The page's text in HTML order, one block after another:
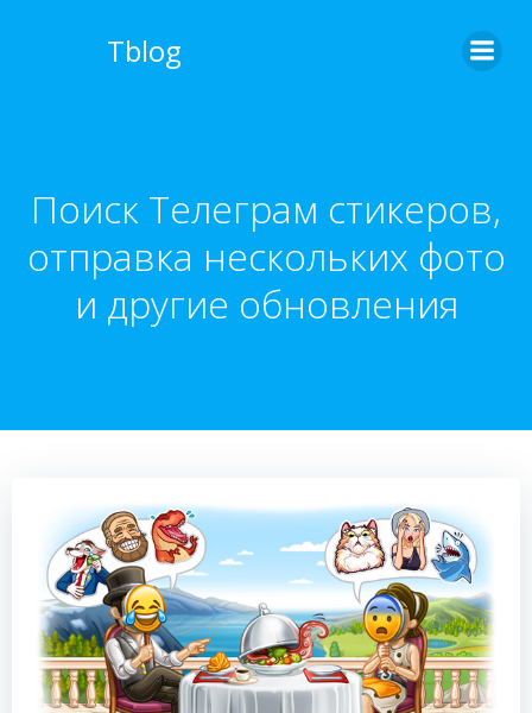
Tblog
Поиск Телеграм стикеров,
отправка нескольких фото
и другие обновления